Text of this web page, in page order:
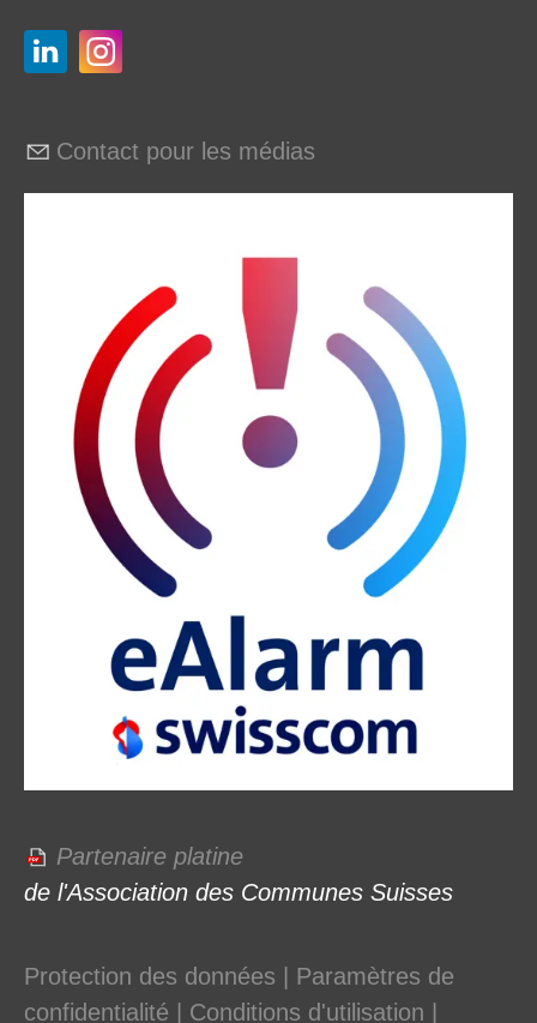
Contact pour les médias
Partenaire platine
de l'Association des Communes Suisses
Protection des données
Paramètres de
confidentialité
Conditions d'utilisation